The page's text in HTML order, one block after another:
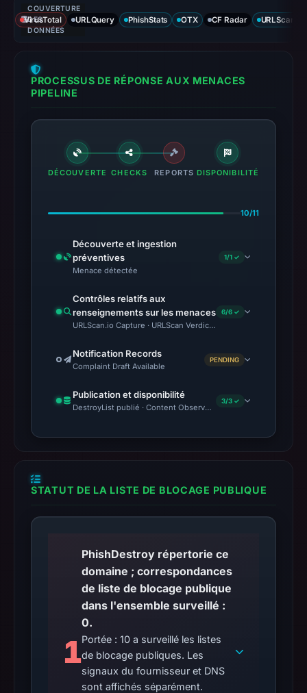
COUVERTURE
DES
DONNÉES
VirusTotal URLQuery PhishStats OTX CF Radar URLScan
PROCESSUS DE RÉPONSE AUX MENACES
PIPELINE
DÉCOUVERTE CHECKS REPORTS DISPONIBILITÉ
10/11
Découverte et ingestion
préventives
Menace détectée
1/1 ✓
Contrôles relatifs aux
renseignements sur les menaces
URLScan.io Capture · URLScan Verdict · VirusTotal · Google
6/6 ✓
Notification Records
Complaint Draft Available
PENDING
Publication et disponibilité
DestroyList publié · Content Observed Unavailable · Délai
3/3 ✓
STATUT DE LA LISTE DE BLOCAGE PUBLIQUE
1
PhishDestroy répertorie ce
domaine ; correspondances
de liste de blocage publique
dans l'ensemble surveillé :
0.
Portée : 10 a surveillé les listes
de blocage publiques. Les
signaux du fournisseur et DNS
sont affichés séparément.